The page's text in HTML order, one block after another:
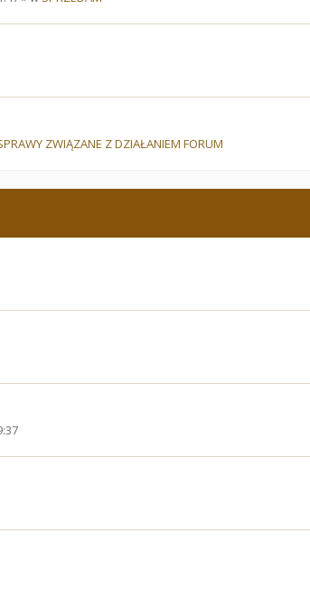
ZWIĄZANE Z DZIAŁANIEM FORUM